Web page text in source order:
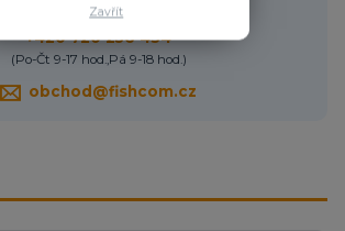
Zákaznická podpora HONZA
+420 720 256 434
(Po-Čt 9-17 hod.,Pá 9-18 hod.)
obchod@fishcom.cz
Zavřít